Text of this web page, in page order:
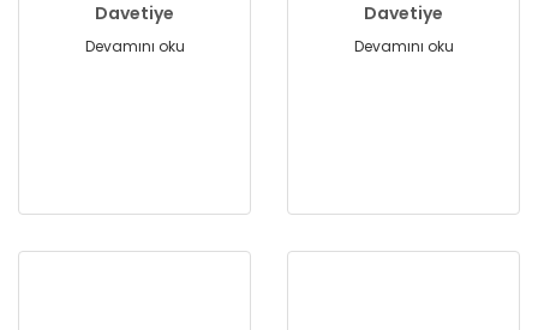
Davetiye
Devamını oku
Davetiye
Devamını oku